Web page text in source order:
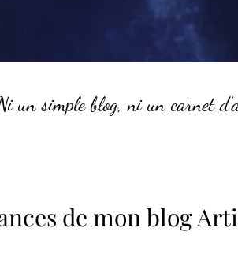
un simple blog, ni un carnet
de mon blog